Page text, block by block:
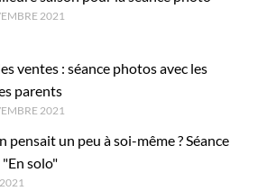
2021
ventes : séance photos avec les
parents
2021
pensait un peu à soi-même ? Séance
solo"